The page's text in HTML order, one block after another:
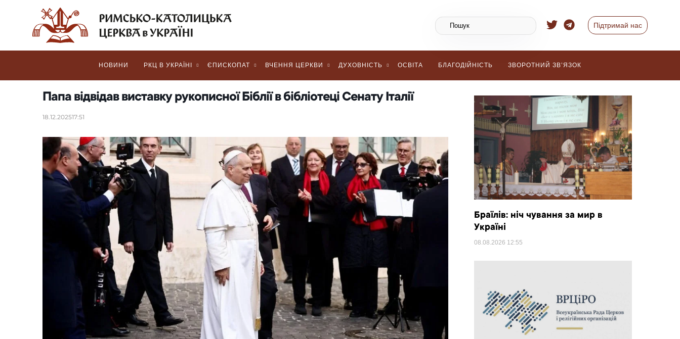
Підтримай нас
НОВИНИ РКЦ В УКРАЇНІ ЄПИСКОПАТ ВЧЕННЯ ЦЕРКВИ ДУХОВНІСТЬ ОСВІТА БЛАГОДІЙНІСТЬ ЗВОРОТНИЙ ЗВ’ЯЗОК
Папа відвідав виставку рукописної Біблії в бібліотеці Сенату Італії
18.12.202517:51
Браїлів: ніч чування за мир в
Україні
08.08.2026 12:55